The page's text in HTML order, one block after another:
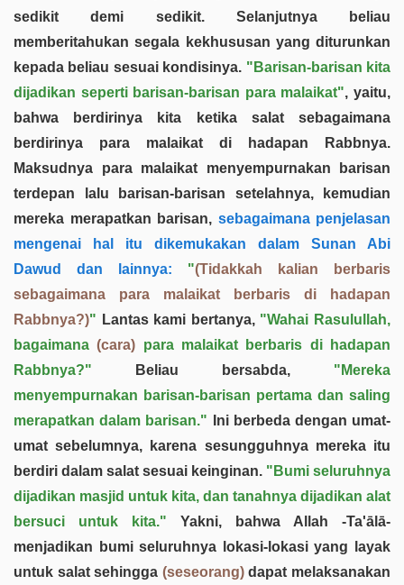
sedikit demi sedikit. Selanjutnya beliau
memberitahukan segala kekhususan yang diturunkan
kepada beliau sesuai kondisinya. "Barisan-barisan kita
dijadikan seperti barisan-barisan para malaikat", yaitu,
bahwa berdirinya kita ketika salat sebagaimana
berdirinya para malaikat di hadapan Rabbnya.
Maksudnya para malaikat menyempurnakan barisan
terdepan lalu barisan-barisan setelahnya, kemudian
mereka merapatkan barisan, sebagaimana penjelasan
mengenai hal itu dikemukakan dalam Sunan Abi
Dawud dan lainnya:
"(Tidakkah kalian berbaris
sebagaimana para malaikat berbaris di hadapan
Rabbnya?)" Lantas kami bertanya, "Wahai Rasulullah,
bagaimana(cara) para malaikat berbaris di hadapan
Rabbnya?" Beliau bersabda, "Mereka
menyempurnakan barisan-barisan pertama dan saling
merapatkan dalam barisan." Ini berbeda dengan umat-
umat sebelumnya, karena sesungguhnya mereka itu
berdiri dalam salat sesuai keinginan. "Bumi seluruhnya
dijadikan masjid untuk kita, dan tanahnya dijadikan alat
bersuci untuk kita." Yakni, bahwa Allah -Ta'ālā-
menjadikan bumi seluruhnya lokasi-lokasi yang layak
untuk salat sehingga (seseorang)dapat melaksanakan